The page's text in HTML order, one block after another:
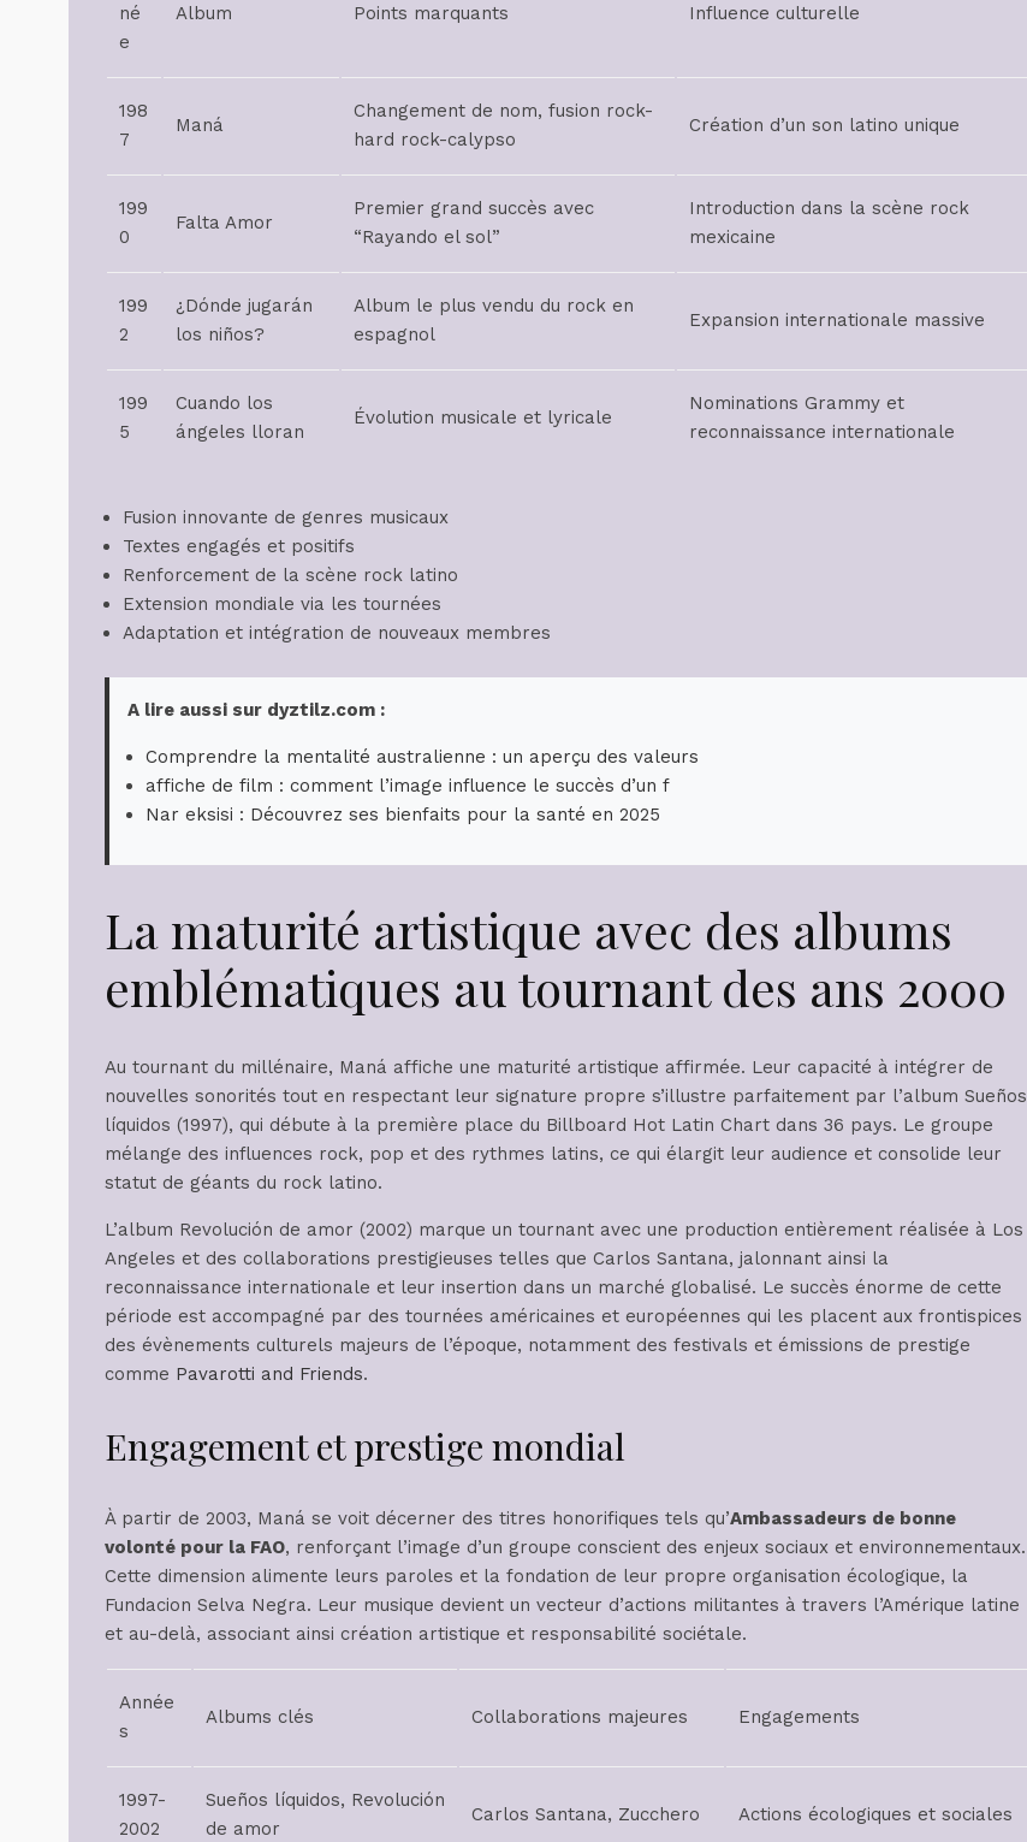
né
e
Album Points marquants Influence culturelle
198
7
Maná
Changement de nom, fusion rock-
hard rock-calypso
Création d’un son latino unique
199
0
Falta Amor
Premier grand succès avec
“Rayando el sol”
Introduction dans la scène rock
mexicaine
199
2
¿Dónde jugarán
los niños?
Album le plus vendu du rock en
espagnol
Expansion internationale massive
199
5
Cuando los
ángeles lloran
Évolution musicale et lyricale
Nominations Grammy et
reconnaissance internationale
Fusion innovante de genres musicaux
Textes engagés et positifs
Renforcement de la scène rock latino
Extension mondiale via les tournées
Adaptation et intégration de nouveaux membres
A lire aussi sur dyztilz.com :
Comprendre la mentalité australienne : un aperçu des valeurs
affiche de film : comment l’image influence le succès d’un f
Nar eksisi : Découvrez ses bienfaits pour la santé en 2025
La maturité artistique avec des albums
emblématiques au tournant des ans 2000
Au tournant du millénaire, Maná affiche une maturité artistique affirmée. Leur capacité à intégrer de
nouvelles sonorités tout en respectant leur signature propre s’illustre parfaitement par l’album Sueños
líquidos (1997), qui débute à la première place du Billboard Hot Latin Chart dans 36 pays. Le groupe
mélange des influences rock, pop et des rythmes latins, ce qui élargit leur audience et consolide leur
statut de géants du rock latino.
L’album Revolución de amor (2002) marque un tournant avec une production entièrement réalisée à Los
Angeles et des collaborations prestigieuses telles que Carlos Santana, jalonnant ainsi la
reconnaissance internationale et leur insertion dans un marché globalisé. Le succès énorme de cette
période est accompagné par des tournées américaines et européennes qui les placent aux frontispices
des évènements culturels majeurs de l’époque, notamment des festivals et émissions de prestige
comme Pavarotti and Friends.
Engagement et prestige mondial
À partir de 2003, Maná se voit décerner des titres honorifiques tels qu’Ambassadeurs de bonne
volonté pour la FAO, renforçant l’image d’un groupe conscient des enjeux sociaux et environnementaux.
Cette dimension alimente leurs paroles et la fondation de leur propre organisation écologique, la
Fundacion Selva Negra. Leur musique devient un vecteur d’actions militantes à travers l’Amérique latine
et au-delà, associant ainsi création artistique et responsabilité sociétale.
Année
s
Albums clés Collaborations majeures Engagements
1997-
2002
Sueños líquidos, Revolución
de amor
Carlos Santana, Zucchero Actions écologiques et sociales